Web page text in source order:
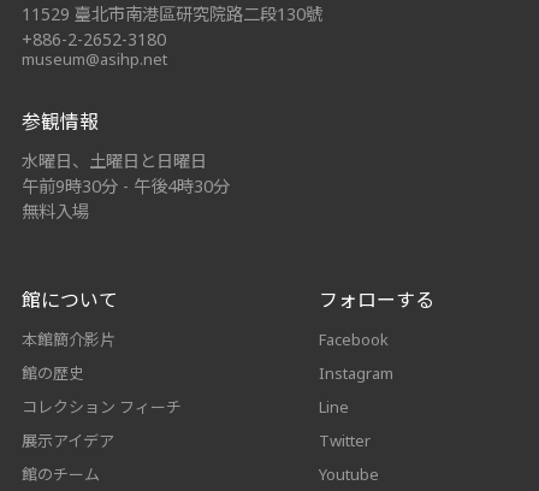
11529 臺北市南港區研究院路二段130號
+886-2-2652-3180
museum@asihp.net
参観情報
水曜日、土曜日と日曜日
午前9時30分 - 午後4時30分
無料入場
館について
本館簡介影片
館の歴史
コレクション フィーチ
展示アイデア
館のチーム
フォローする
Facebook
Instagram
Line
Twitter
Youtube